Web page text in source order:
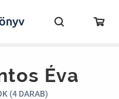
Éva
(4 DARAB)